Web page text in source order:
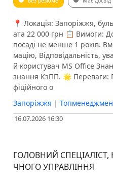
📍 Локація: Запоріжжя,
ата 22 000 грн 📋 Вимоги:
посаді не менше 1 років.
мацію, Відповідальність,
й користувач MS Office
знання КзПП. 🌟 Переваги:
фіційного о
Запоріжжя |
16.07.2026 16:30
ГОЛОВНИЙ
ЧНОГО УПРАВЛІННЯ